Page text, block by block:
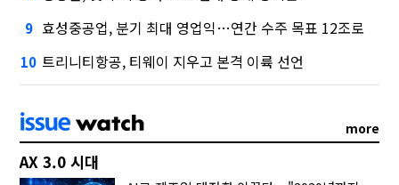
9 효성중공업, 분기 최대 영업익…연간 수주 목표 12조로
10 트리니티항공, 티웨이 지우고 본격 이륙 선언
more
AX 3.0 시대